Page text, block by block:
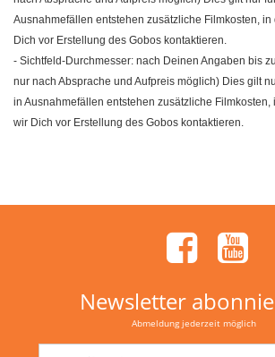
Ausnahmefällen entstehen zusätzliche Filmkosten,
Dich vor Erstellung des Gobos kontaktieren.
- Sichtfeld-Durchmesser: nach Deinen Angaben bis
nur nach Absprache und Aufpreis möglich) Dies gilt
in Ausnahmefällen entstehen zusätzliche Filmkosten,
wir Dich vor Erstellung des Gobos kontaktieren.
Newsletter
Abmeldung jederzeit möglich